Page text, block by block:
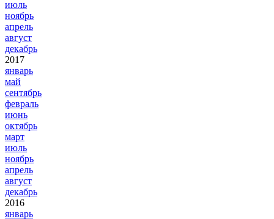
июль
ноябрь
апрель
август
декабрь
2017
январь
май
сентябрь
февраль
июнь
октябрь
март
июль
ноябрь
апрель
август
декабрь
2016
январь